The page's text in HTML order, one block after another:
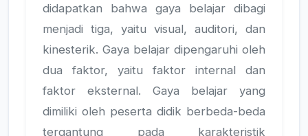
didapatkan bahwa gaya belajar dibagi
menjadi tiga, yaitu visual, auditori, dan
kinesterik. Gaya belajar dipengaruhi oleh
dua faktor, yaitu faktor internal dan
faktor eksternal. Gaya belajar yang
dimiliki oleh peserta didik berbeda-beda
tergantung pada karakteristik